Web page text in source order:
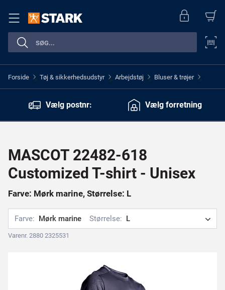
Forside > Tøj & sikkerhedsudstyr > Arbejdstøj > Bluser & trøjer >
Vælg postnr: Vælg forretning
MASCOT 22482-618
Customized T-shirt - Unisex
Farve: Mørk marine, Størrelse: L
Farve: Mørk marine Størrelse: L
Varenr. 2880 2325531